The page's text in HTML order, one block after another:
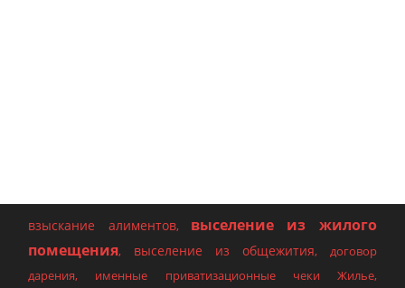
взыскание алиментов, выселение из жилого
помещения, выселение из общежития, договор
дарения, именные приватизационные чеки Жилье,